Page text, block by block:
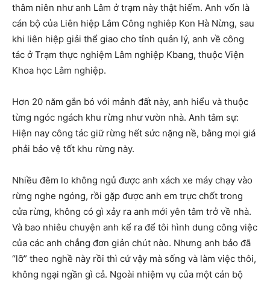
thâm niên như anh Lâm ở trạm này thật hiếm. Anh vốn là
cán bộ của Liên hiệp Lâm Công nghiêp Kon Hà Nừng, sau
khi liên hiệp giải thể giao cho tỉnh quản lý, anh về công
tác ở Trạm thực nghiệm Lâm nghiệp Kbang, thuộc Viện
Khoa học Lâm nghiệp.
Hơn 20 năm gắn bó với mảnh đất này, anh hiểu và thuộc
từng ngóc ngách khu rừng như vườn nhà. Anh tâm sự:
Hiện nay công tác giữ rừng hết sức nặng nề, bằng mọi giá
phải bảo vệ tốt khu rừng này.
Nhiều đêm lo không ngủ được anh xách xe máy chạy vào
rừng nghe ngóng, rồi gặp được anh em trực chốt trong
cửa rừng, không có gì xảy ra anh mới yên tâm trở về nhà.
Và bao nhiêu chuyện anh kể ra để tôi hình dung công việc
của các anh chẳng đơn giản chút nào. Nhưng anh bảo đã
“lỡ” theo nghề này rồi thì cứ vậy mà sống và làm việc thôi,
không ngại ngần gì cả. Ngoài nhiệm vụ của một cán bộ